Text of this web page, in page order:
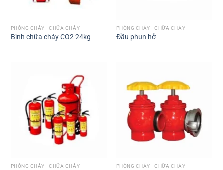
PHÒNG CHÁY - CHỮA CHÁY
Bình chữa cháy CO2 24kg
PHÒNG CHÁY - CHỮA CHÁY
Đầu phun hở
PHÒNG CHÁY - CHỮA CHÁY PHÒNG CHÁY - CHỮA CHÁY